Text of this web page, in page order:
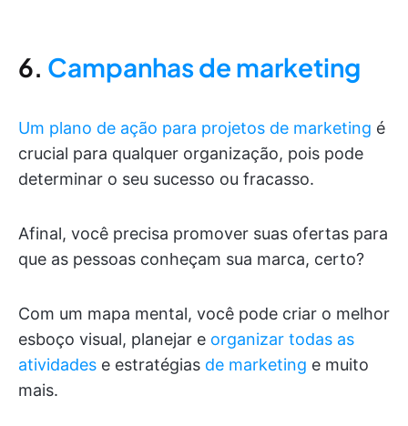
6. Campanhas de marketing
Um plano de ação para projetos de marketing é
crucial para qualquer organização, pois pode
determinar o seu sucesso ou fracasso.
Afinal, você precisa promover suas ofertas para
que as pessoas conheçam sua marca, certo?
Com um mapa mental, você pode criar o melhor
esboço visual, planejar e organizar todas as
atividades e estratégias de marketing e muito
mais.